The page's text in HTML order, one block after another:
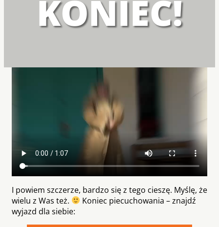
KONIEC!
I powiem szczerze, bardzo się z tego cieszę. Myślę, że
wielu z Was też.
Koniec piecuchowania – znajdź
wyjazd dla siebie: